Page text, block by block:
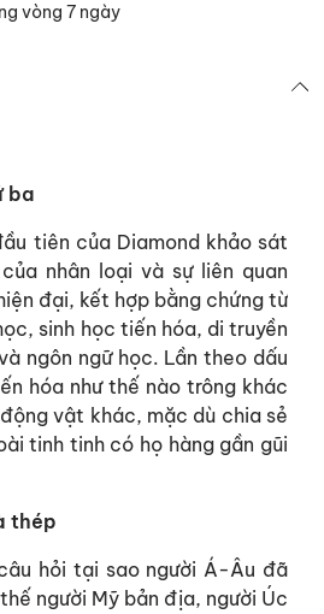
vòng 7 ngày
ba
tiên của Diamond khảo sát
nhân loại và sự liên quan
đại, kết hợp bằng chứng từ
sinh học tiến hóa, di truyền
ngôn ngữ học. Lần theo dấu
hóa như thế nào trông khác
vật khác, mặc dù chia sẻ
tinh tinh có họ hàng gần gũi
thép
hỏi tại sao người Á-Âu đã
người Mỹ bản địa, người Úc